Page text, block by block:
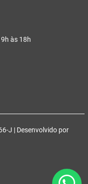
às 18h
J | Desenvolvido por